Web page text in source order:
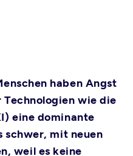
haben Angst
wie die
eine dominante
schwer, mit neuen
weil es keine